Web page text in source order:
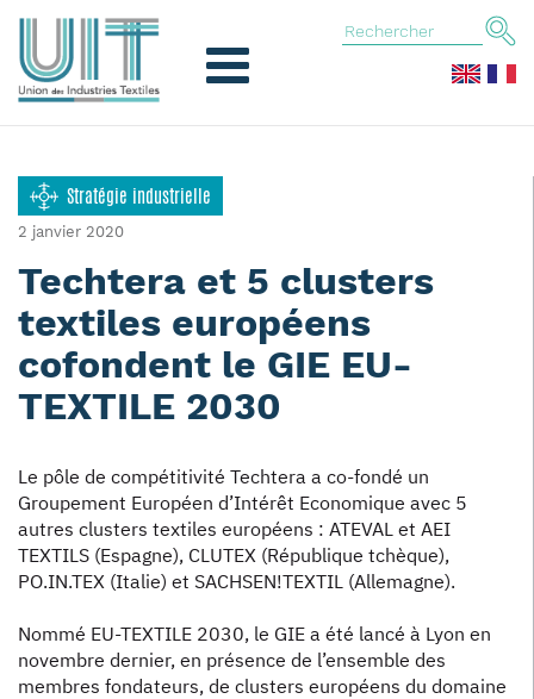
Stratégie industrielle
2 janvier 2020
Techtera et 5 clusters
textiles européens
cofondent le GIE EU-
TEXTILE 2030
Le pôle de compétitivité Techtera a co-fondé un
Groupement Européen d’Intérêt Economique avec 5
autres clusters textiles européens : ATEVAL et AEI
TEXTILS (Espagne), CLUTEX (République tchèque),
PO.IN.TEX (Italie) et SACHSEN!TEXTIL (Allemagne).
Nommé EU-TEXTILE 2030, le GIE a été lancé à Lyon en
novembre dernier, en présence de l’ensemble des
membres fondateurs, de clusters européens du domaine